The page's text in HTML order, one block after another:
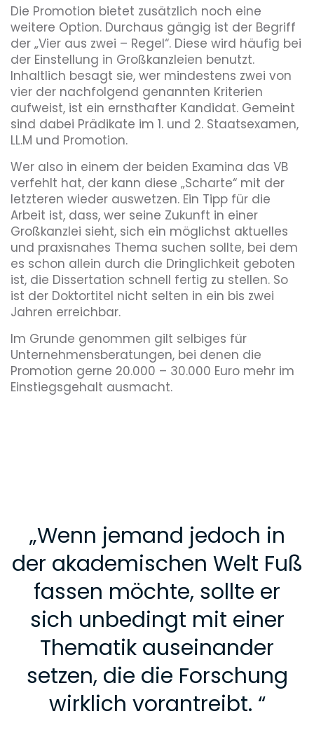
Die Promotion bietet zusätzlich noch eine
weitere Option. Durchaus gängig ist der Begriff
der „Vier aus zwei – Regel“. Diese wird häufig bei
der Einstellung in Großkanzleien benutzt.
Inhaltlich besagt sie, wer mindestens zwei von
vier der nachfolgend genannten Kriterien
aufweist, ist ein ernsthafter Kandidat. Gemeint
sind dabei Prädikate im 1. und 2. Staatsexamen,
LL.M und Promotion.
Wer also in einem der beiden Examina das VB
verfehlt hat, der kann diese „Scharte“ mit der
letzteren wieder auswetzen. Ein Tipp für die
Arbeit ist, dass, wer seine Zukunft in einer
Großkanzlei sieht, sich ein möglichst aktuelles
und praxisnahes Thema suchen sollte, bei dem
es schon allein durch die Dringlichkeit geboten
ist, die Dissertation schnell fertig zu stellen. So
ist der Doktortitel nicht selten in ein bis zwei
Jahren erreichbar.
Im Grunde genommen gilt selbiges für
Unternehmensberatungen, bei denen die
Promotion gerne 20.000 – 30.000 Euro mehr im
Einstiegsgehalt ausmacht.
„Wenn jemand jedoch in
der akademischen Welt Fuß
fassen möchte, sollte er
sich unbedingt mit einer
Thematik auseinander
setzen, die die Forschung
wirklich vorantreibt. “